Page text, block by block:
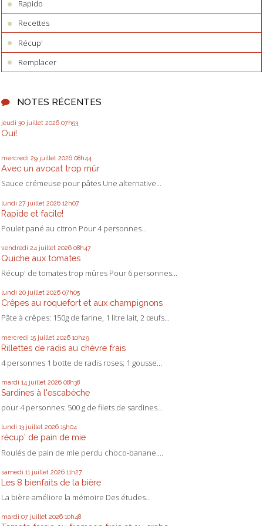
Rapido
Recettes
Récup'
Remplacer
NOTES RÉCENTES
jeudi 30 juillet 2026 07h53
Oui!
mercredi 29 juillet 2026 08h44
Avec un avocat trop mûr
Sauce crémeuse pour pâtes Une alternative...
lundi 27 juillet 2026 12h07
Rapide et facile!
Poulet pané au citron Pour 4 personnes...
vendredi 24 juillet 2026 08h47
Quiche aux tomates
Récup' de tomates trop mûres Pour 6 personnes...
lundi 20 juillet 2026 07h05
Crêpes au roquefort et aux champignons
Pâte à crêpes: 150g de farine, 1 litre lait, 2 œufs...
mercredi 15 juillet 2026 10h29
Rillettes de radis au chèvre frais
4 personnes 1 botte de radis roses; 1 gousse...
mardi 14 juillet 2026 08h38
Sardines à l'escabèche
pour 4 personnes: 500 g de filets de sardines...
lundi 13 juillet 2026 15h04
récup' de pain de mie
Roulés de pain de mie perdu choco-banane....
samedi 11 juillet 2026 11h27
Les 8 bienfaits de la bière
La bière améliore la mémoire Des études...
mardi 07 juillet 2026 10h48